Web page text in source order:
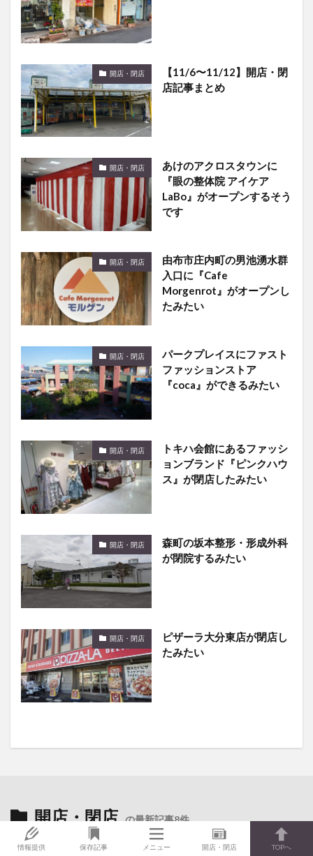
開店・閉店
【11/6〜11/12】開店・閉
店記事まとめ
開店・閉店
あけのアクロスタウンに
『眼の整体院 アイケア
LaBo』がオープンするそう
です
開店・閉店
由布市庄内町の男池湧水群
入口に『Cafe
Morgenrot』がオープンし
たみたい
開店・閉店
パークプレイスにファスト
ファッションストア
『coca』ができるみたい
開店・閉店
トキハ会館にあるファッシ
ョンブランド『ピンクハウ
ス』が閉店したみたい
開店・閉店
森町の坂本整形・形成外科
が閉院するみたい
開店・閉店
ピザーラ大分東店が閉店し
たみたい
開店・閉店 の最新記事8件
情報提供 保存記事 メニュー 開店・閉店 TOPへ